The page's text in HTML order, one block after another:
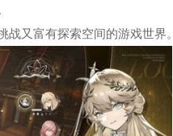
又富有探索空间的游戏世界。